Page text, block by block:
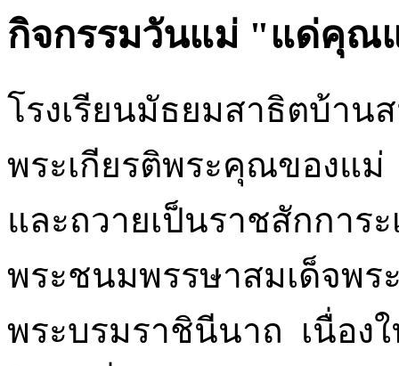
กิจกรรมวันแม่ "แด่คุณ
โรงเรียนมัธยมสาธิตบ้าน
พระเกียรติพระคุณของแม่
และถวายเป็นราชสักการ
พระชนมพรรษาสมเด็จพร
พระบรมราชินีนาถ เนื่อง